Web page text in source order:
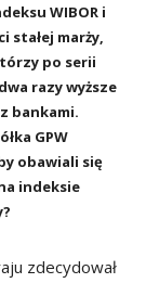
WIBOR i
stałej marży,
po serii
razy wyższe
bankami.
GPW
obawiali się
indeksie
zdecydował